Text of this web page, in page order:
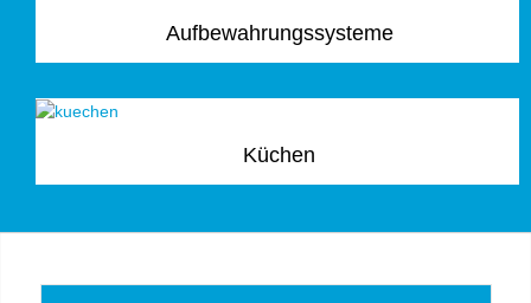
Aufbewahrungssysteme
Küchen